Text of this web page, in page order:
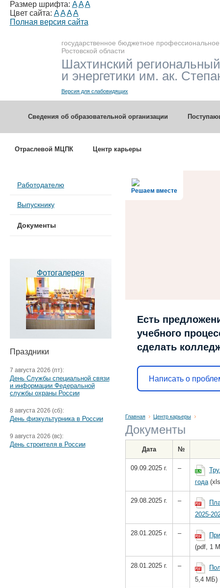
Размер шрифта: A A A
Цвет сайта: A A A A
Полная версия сайта
государственное бюджетное
Ростовской области
Шахтинский
и энергетики им. ак.
Версия для слабовидящих
Сведения об образовательной организации
Отраслевой МЦПК Центр карьеры
Работодателю
Выпускнику
Документы
Фотогалерея
Праздники
7 августа 2026 (пт):
День Службы специальной связи
и информации Федеральной
службы охраны России
8 августа 2026 (сб):
День физкультурника в России
9 августа 2026 (вс):
День строителя в России
Решаем вместе
Есть
учебного
сделать
Написать о
Главная Центр карьеры
Документы
Дата №
09.09.2025 г. –
года
29.08.2025 г. –
2025-
28.01.2025 г. –
(pdf, 1
28.01.2025 г. –
5,4 МБ)